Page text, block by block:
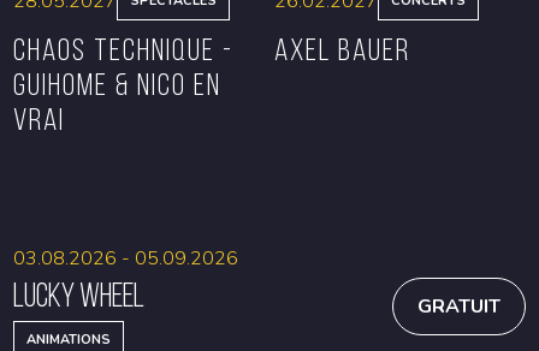
CHAOS TECHNIQUE -
GUIHOME & NICO EN
VRAI
Axel Bauer
Lucky Wheel
ANIMATIONS
03.08.2026 - 05.09.2026
GRATUIT